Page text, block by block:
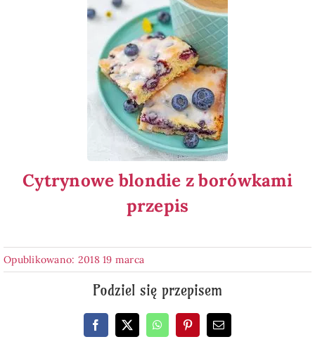
Cytrynowe blondie z borówkami
przepis
Opublikowano: 2018 19 marca
Podziel się przepisem